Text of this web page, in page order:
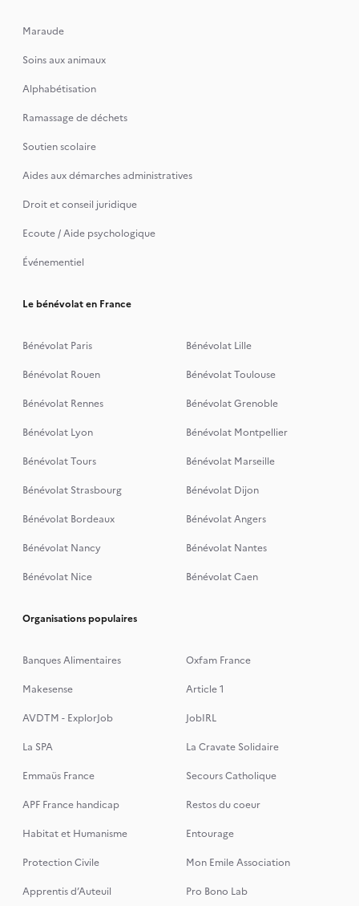
Maraude
Soins aux animaux
Alphabétisation
Ramassage de déchets
Soutien scolaire
Aides aux démarches administratives
Droit et conseil juridique
Ecoute / Aide psychologique
Événementiel
Le bénévolat en France
Bénévolat Paris
Bénévolat Lille
Bénévolat Rouen
Bénévolat Toulouse
Bénévolat Rennes
Bénévolat Grenoble
Bénévolat Lyon
Bénévolat Montpellier
Bénévolat Tours
Bénévolat Marseille
Bénévolat Strasbourg
Bénévolat Dijon
Bénévolat Bordeaux
Bénévolat Angers
Bénévolat Nancy
Bénévolat Nantes
Bénévolat Nice
Bénévolat Caen
Organisations populaires
Banques Alimentaires
Oxfam France
Makesense
Article 1
AVDTM - ExplorJob
JobIRL
La SPA
La Cravate Solidaire
Emmaüs France
Secours Catholique
APF France handicap
Restos du coeur
Habitat et Humanisme
Entourage
Protection Civile
Mon Emile Association
Apprentis d’Auteuil
Pro Bono Lab